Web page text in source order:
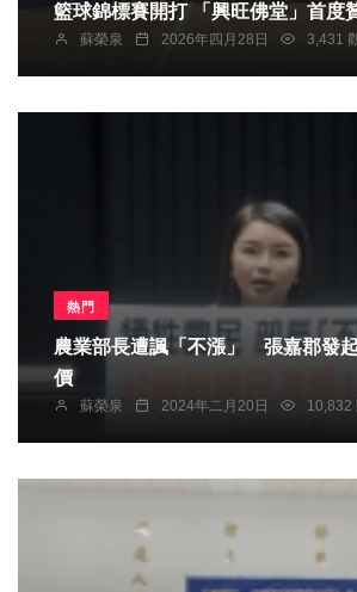
籃球錦標賽開打 「興旺佛堂」首度
蘇榮泉 2026年四月28日 3,431
熱門
農業部長遭諷「不漲」 張嘉郡發
價
蘇榮泉 2024年二月20日 10,832